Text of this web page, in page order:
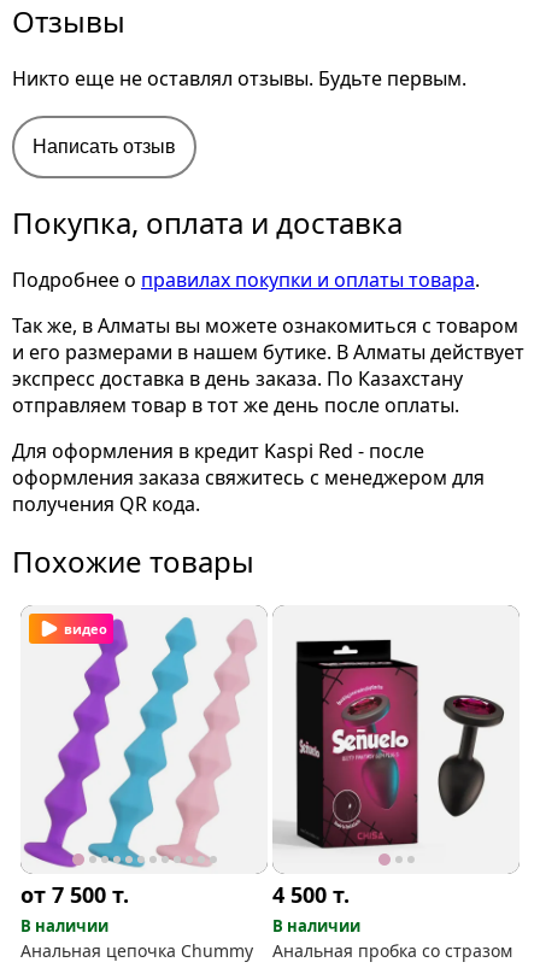
Отзывы
Никто еще не оставлял отзывы. Будьте первым.
Написать отзыв
Покупка, оплата и доставка
Подробнее о правилах покупки и оплаты товара.
Так же, в Алматы вы можете ознакомиться с товаром
и его размерами в нашем бутике. В Алматы действует
экспресс доставка в день заказа. По Казахстану
отправляем товар в тот же день после оплаты.
Для оформления в кредит Kaspi Red - после
оформления заказа свяжитесь с менеджером для
получения QR кода.
Похожие товары
видео
от 7 500т.
В наличии
Анальная цепочка Chummy
4 500т.
В наличии
Анальная пробка со стразом